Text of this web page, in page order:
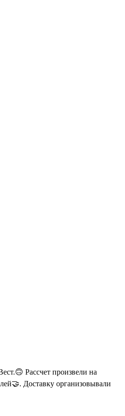
Рассчет произвели на
Доставку организовывали